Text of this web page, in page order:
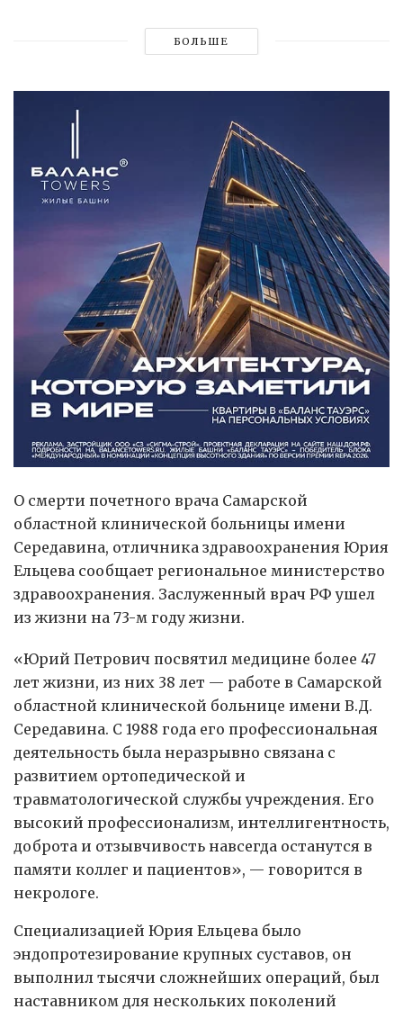
БОЛЬШЕ
О смерти почетного врача Самарской
областной клинической больницы имени
Середавина, отличника здравоохранения Юрия
Ельцева сообщает региональное министерство
здравоохранения. Заслуженный врач РФ ушел
из жизни на 73-м году жизни.
«Юрий Петрович посвятил медицине более 47
лет жизни, из них 38 лет — работе в Самарской
областной клинической больнице имени В.Д.
Середавина. С 1988 года его профессиональная
деятельность была неразрывно связана с
развитием ортопедической и
травматологической службы учреждения. Его
высокий профессионализм, интеллигентность,
доброта и отзывчивость навсегда останутся в
памяти коллег и пациентов», — говорится в
некрологе.
Специализацией Юрия Ельцева было
эндопротезирование крупных суставов, он
выполнил тысячи сложнейших операций, был
наставником для нескольких поколений